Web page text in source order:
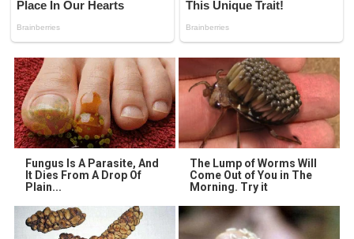
Fungus Is A Parasite, And
It Dies From A Drop Of
Plain...
The Lump of Worms Will
Come Out of You in The
Morning. Try it